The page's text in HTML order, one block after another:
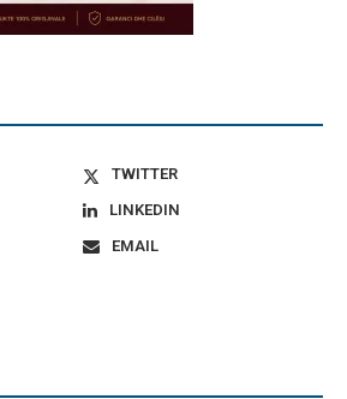
TWITTER
LINKEDIN
EMAIL